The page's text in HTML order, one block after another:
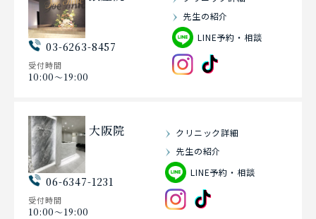
03-6263-8457
受付時間
10:00〜19:00
先生の紹介
LINE予約・相談
大阪院
06-6347-1231
受付時間
10:00〜19:00
クリニック詳細
先生の紹介
LINE予約・相談